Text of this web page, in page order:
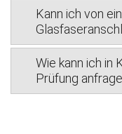
Kann ich von
Wie kann ich in
Prüfung